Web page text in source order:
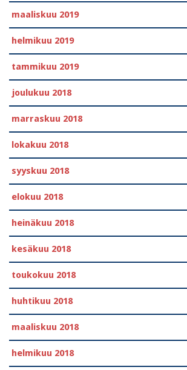
maaliskuu 2019
helmikuu 2019
tammikuu 2019
joulukuu 2018
marraskuu 2018
lokakuu 2018
syyskuu 2018
elokuu 2018
heinäkuu 2018
kesäkuu 2018
toukokuu 2018
huhtikuu 2018
maaliskuu 2018
helmikuu 2018